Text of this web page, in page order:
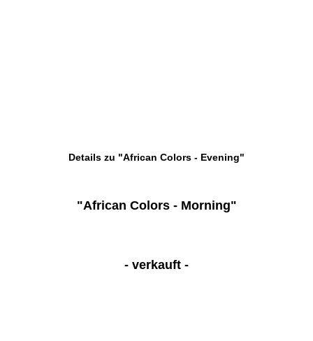
Details zu "African Colors - Evening"
"African Colors - Morning"
- verkauft -